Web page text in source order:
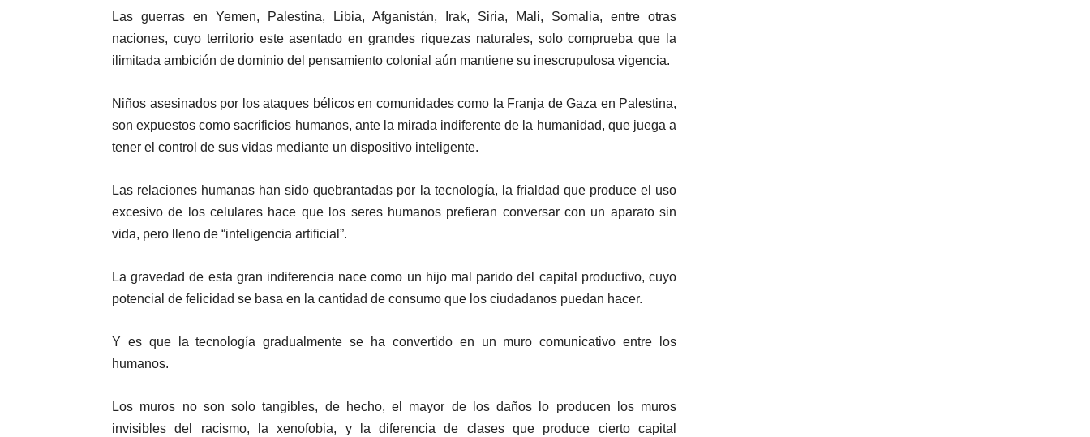
Las guerras en Yemen, Palestina, Libia, Afganistán, Irak, Siria, Mali, Somalia, entre otras
naciones, cuyo territorio este asentado en grandes riquezas naturales, solo comprueba que la
ilimitada ambición de dominio del pensamiento colonial aún mantiene su inescrupulosa vigencia.
Niños asesinados por los ataques bélicos en comunidades como la Franja de Gaza en Palestina,
son expuestos como sacrificios humanos, ante la mirada indiferente de la humanidad, que juega a
tener el control de sus vidas mediante un dispositivo inteligente.
Las relaciones humanas han sido quebrantadas por la tecnología, la frialdad que produce el uso
excesivo de los celulares hace que los seres humanos prefieran conversar con un aparato sin
vida, pero lleno de “inteligencia artificial”.
La gravedad de esta gran indiferencia nace como un hijo mal parido del capital productivo, cuyo
potencial de felicidad se basa en la cantidad de consumo que los ciudadanos puedan hacer.
Y es que la tecnología gradualmente se ha convertido en un muro comunicativo entre los
humanos.
Los muros no son solo tangibles, de hecho, el mayor de los daños lo producen los muros
invisibles del racismo, la xenofobia, y la diferencia de clases que produce cierto capital